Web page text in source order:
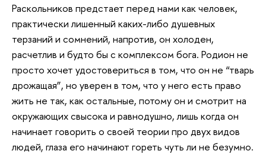
Раскольников предстает перед нами как человек,
практически лишенный каких-либо душевных
терзаний и сомнений, напротив, он холоден,
расчетлив и будто бы с комплексом бога. Родион не
просто хочет удостовериться в том, что он не “тварь
дрожащая”, но уверен в том, что у него есть право
жить не так, как остальные, потому он и смотрит на
окружающих свысока и равнодушно, лишь когда он
начинает говорить о своей теории про двух видов
людей, глаза его начинают гореть чуть ли не безумно.